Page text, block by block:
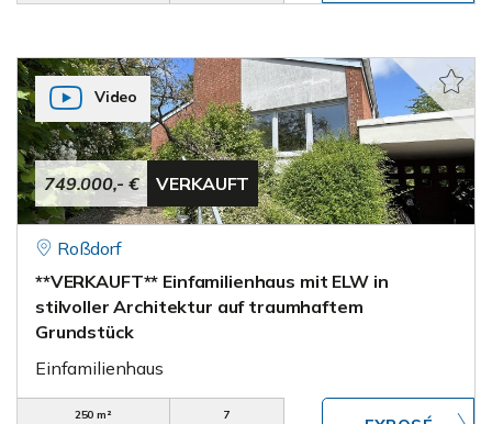
749.000,- € VERKAUFT
Video
Roßdorf
**VERKAUFT** Einfamilienhaus mit ELW in
stilvoller Architektur auf traumhaftem
Grundstück
Einfamilienhaus
250 m²
7